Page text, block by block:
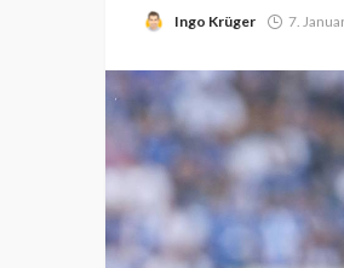
Ingo Krüger 7.